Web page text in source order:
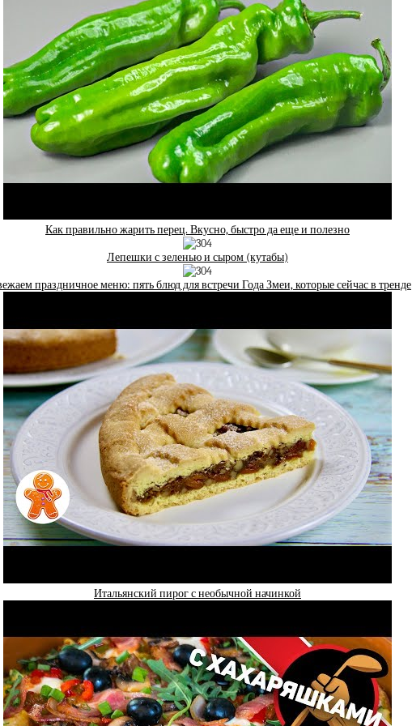
Как правильно жарить перец. Вкусно, быстро да еще и полезно
Лепешки с зеленью и сыром (кутабы)
праздничное меню: пять блюд для встречи Года Змеи, которые сейчас в тренде
Итальянский пирог с необычной начинкой